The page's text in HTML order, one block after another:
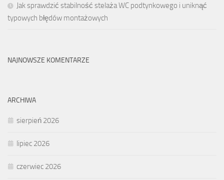
Jak sprawdzić stabilność stelaża WC podtynkowego i uniknąć
typowych błędów montażowych
NAJNOWSZE KOMENTARZE
ARCHIWA
sierpień 2026
lipiec 2026
czerwiec 2026